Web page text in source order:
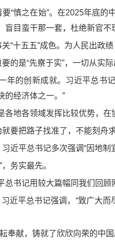
慎之在始”。在2025年底的
盲目蛮干那一套，杜绝新官不
十五五”成色。为人民出政
的是“先察于实”，一切从实际
的创新成就。习近平总书记
的经济体之一。”
地各领域发挥比较优势，在
要把路子找准了，不能刻舟
平总书记多次强调“因地制
务实最先。
记用较大篇幅同我们回顾
平总书记强调，“致广大而
献，铸就了欣欣向荣的中国